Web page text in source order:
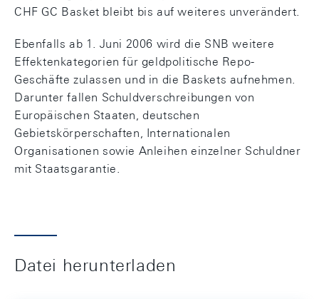
CHF GC Basket bleibt bis auf weiteres unverändert.
Ebenfalls ab 1. Juni 2006 wird die SNB weitere
Effektenkategorien für geldpolitische Repo-
Geschäfte zulassen und in die Baskets aufnehmen.
Darunter fallen Schuldverschreibungen von
Europäischen Staaten, deutschen
Gebietskörperschaften, Internationalen
Organisationen sowie Anleihen einzelner Schuldner
mit Staatsgarantie.
Datei herunterladen